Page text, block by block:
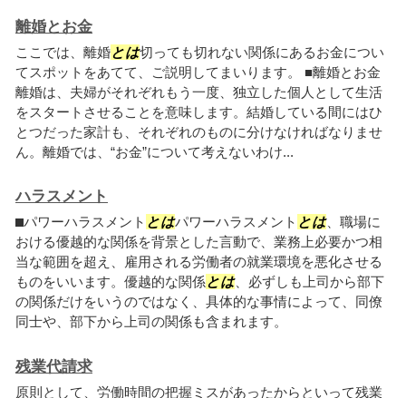
離婚とお金
ここでは、離婚とは切っても切れない関係にあるお金につい
てスポットをあてて、ご説明してまいります。 ■離婚とお金
離婚は、夫婦がそれぞれもう一度、独立した個人として生活
をスタートさせることを意味します。結婚している間にはひ
とつだった家計も、それぞれのものに分けなければなりませ
ん。離婚では、“お金”について考えないわけ...
ハラスメント
⬛︎パワーハラスメント とはパワーハラスメント とは、職場に
おける優越的な関係を背景とした言動で、業務上必要かつ相
当な範囲を超え、雇用される労働者の就業環境を悪化させる
ものをいいます。優越的な関係とは、必ずしも上司から部下
の関係だけをいうのではなく、具体的な事情によって、同僚
同士や、部下から上司の関係も含まれます。
残業代請求
原則として、労働時間の把握ミスがあったからといって残業